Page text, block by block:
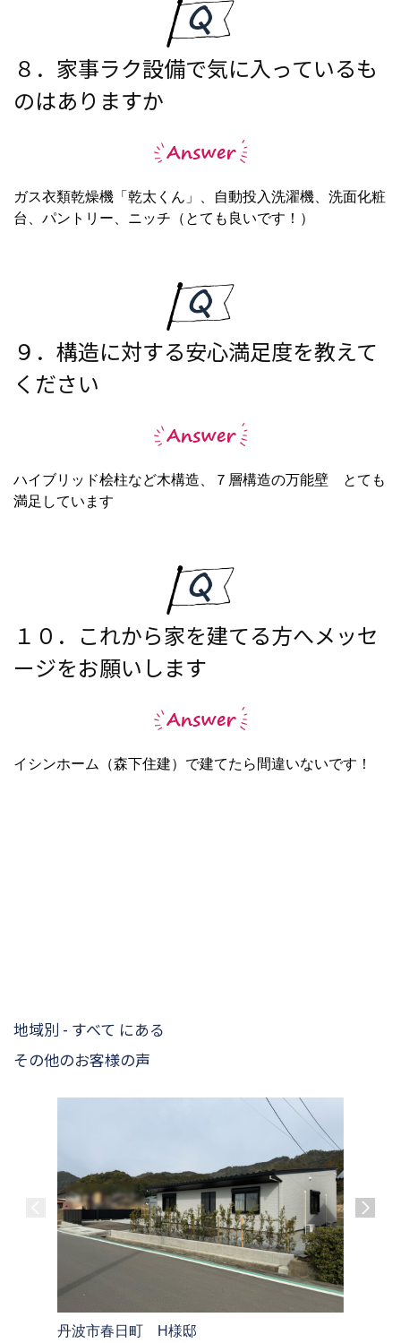
８．家事ラク設備で気に入っているも
のはありますか
ガス衣類乾燥機「乾太くん」、自動投入洗濯機、洗面化粧
台、パントリー、ニッチ（とても良いです！）
９．構造に対する安心満足度を教えて
ください
ハイブリッド桧柱など木構造、７層構造の万能壁 とても
満足しています
１０．これから家を建てる方へメッセ
ージをお願いします
イシンホーム（森下住建）で建てたら間違いないです！
地域別 - すべて にある
その他のお客様の声
丹波市春日町 H様邸